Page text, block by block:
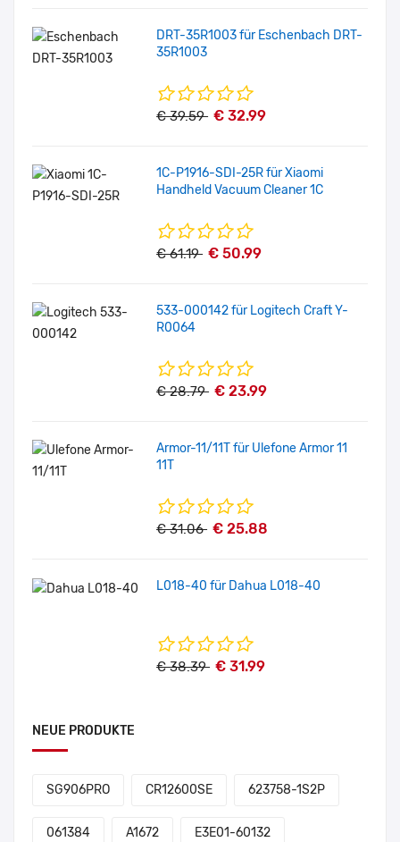
DRT-35R1003 für Eschenbach DRT-
35R1003
€ 39.59 € 32.99
1C-P1916-SDI-25R für Xiaomi
Handheld Vacuum Cleaner 1C
€ 61.19 € 50.99
533-000142 für Logitech Craft Y-
R0064
€ 28.79 € 23.99
Armor-11/11T für Ulefone Armor 11
11T
€ 31.06 € 25.88
L018-40 für Dahua L018-40
€ 38.39 € 31.99
NEUE PRODUKTE
SG906PRO CR12600SE 623758-1S2P
061384 A1672 E3E01-60132